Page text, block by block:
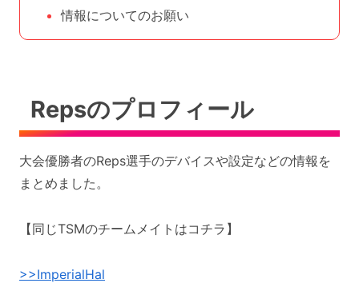
情報についてのお願い
Repsのプロフィール
大会優勝者のReps選手のデバイスや設定などの情報を
まとめました。
【同じTSMのチームメイトはコチラ】
>>ImperialHal